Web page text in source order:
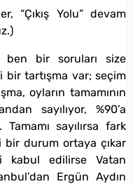
“Çıkış Yolu” devam
ben bir soruları size
bir tartışma var; seçim
oyların tamamının
sayılıyor, %90’a
sayılırsa fark
durum ortaya çıkar
kabul edilirse Vatan
Ergün Aydın